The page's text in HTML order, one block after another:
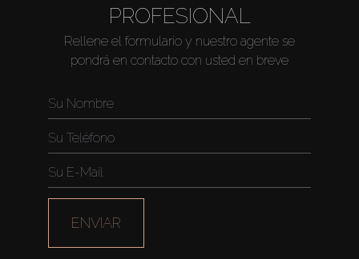
PROFESIONAL
Rellene el formulario y nuestro agente se
pondrá en contacto con usted en breve
ENVIAR